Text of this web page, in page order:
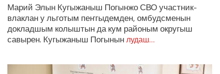
Марий Элын Кугыжаныш Погынжо СВО участник-
влаклан у льготым пеҥгыдемден, омбудсменын
докладшым колыштын да кум районым округыш
савырен. Кугыжаныш Погынынлудаш…